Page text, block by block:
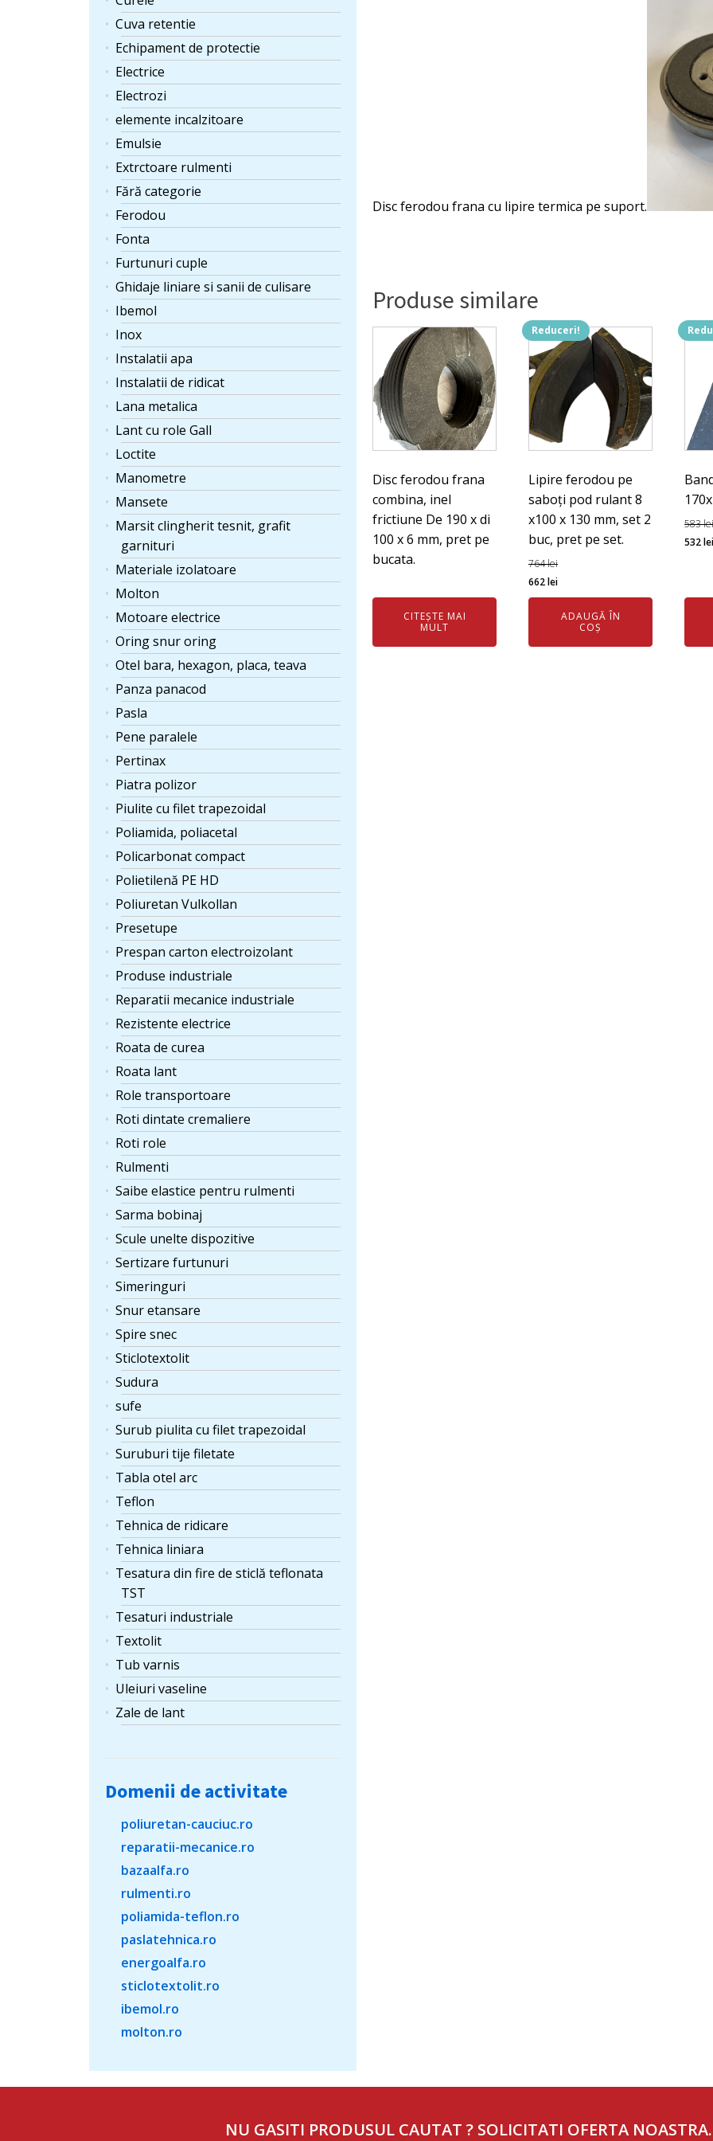
Cuva retentie
Echipament de protectie
Electrice
Electrozi
elemente incalzitoare
Emulsie
Extrctoare rulmenti
Fără categorie
Ferodou
Fonta
Furtunuri cuple
Ghidaje liniare si sanii de culisare
Ibemol
Inox
Instalatii apa
Instalatii de ridicat
Lana metalica
Lant cu role Gall
Loctite
Manometre
Mansete
Marsit clingherit tesnit, grafit
garnituri
Materiale izolatoare
Molton
Motoare electrice
Oring snur oring
Otel bara, hexagon, placa, teava
Panza panacod
Pasla
Pene paralele
Pertinax
Piatra polizor
Piulite cu filet trapezoidal
Poliamida, poliacetal
Policarbonat compact
Polietilenă PE HD
Poliuretan Vulkollan
Presetupe
Prespan carton electroizolant
Produse industriale
Reparatii mecanice industriale
Rezistente electrice
Roata de curea
Roata lant
Role transportoare
Roti dintate cremaliere
Roti role
Rulmenti
Saibe elastice pentru rulmenti
Sarma bobinaj
Scule unelte dispozitive
Sertizare furtunuri
Simeringuri
Snur etansare
Spire snec
Sticlotextolit
Sudura
sufe
Surub piulita cu filet trapezoidal
Suruburi tije filetate
Tabla otel arc
Teflon
Tehnica de ridicare
Tehnica liniara
Tesatura din fire de sticlă teflonata
TST
Tesaturi industriale
Textolit
Tub varnis
Uleiuri vaseline
Zale de lant
Domenii de activitate
poliuretan-cauciuc.ro
reparatii-mecanice.ro
bazaalfa.ro
rulmenti.ro
poliamida-teflon.ro
paslatehnica.ro
energoalfa.ro
sticlotextolit.ro
ibemol.ro
molton.ro
Disc ferodou frana cu lipire termica pe suport.
Produse similare
Disc ferodou frana
combina, inel
frictiune De 190 x di
100 x 6 mm, pret pe
bucata.
CITEȘTE MAI
MULT
Reduceri!
Lipire ferodou pe
saboți pod rulant 8
x100 x 130 mm, set 2
buc, pret pe set.
764lei
Prețul
inițial
662leiPrețul
curent
este:
ADAUGĂ ÎN
COȘ
583lei
Prețul
fost:
583
532lei
NU GASITI PRODUSUL CAUTAT ? SOLICITATI OFERTA NOASTRA.